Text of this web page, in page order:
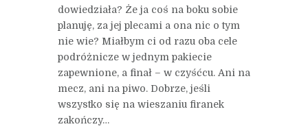
dowiedziała? Że ja coś na boku sobie
planuję, za jej plecami a ona nic o tym
nie wie? Miałbym ci od razu oba cele
podróżnicze w jednym pakiecie
zapewnione, a finał – w czyśćcu. Ani na
mecz, ani na piwo. Dobrze, jeśli
wszystko się na wieszaniu firanek
zakończy…